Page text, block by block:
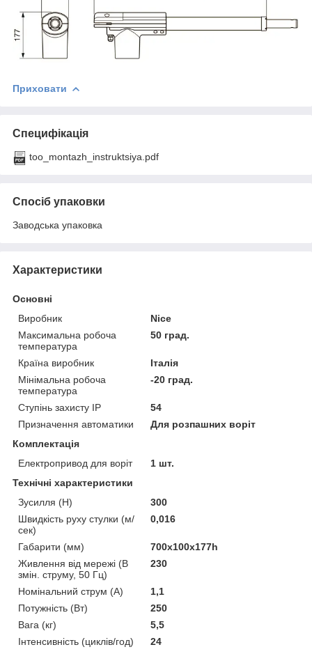
Приховати
Специфікація
too_montazh_instruktsiya.pdf
Спосіб упаковки
Заводська упаковка
Характеристики
Основні
Виробник
Nice
Максимальна робоча
температура
50 град.
Країна виробник
Італія
Мінімальна робоча
температура
-20 град.
Ступінь захисту IP
54
Призначення автоматики
Для розпашних воріт
Комплектація
Електропривод для воріт
1 шт.
Технічні характеристики
Зусилля (H)
300
Швидкість руху стулки (м/
сек)
0,016
Габарити (мм)
700х100х177һ
Живлення від мережі (В
змін. струму, 50 Гц)
230
Номінальний струм (А)
1,1
Потужність (Вт)
250
Вага (кг)
5,5
Інтенсивність (циклів/год)
24